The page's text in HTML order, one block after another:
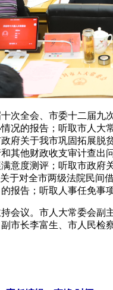
全会、市委十二届九
况的报告；听取市人大
府关于我市巩固拓展脱
其他财政收支审计查
意度测评；听取市政府
于对全市两级法院民间
报告；听取人事任免事项
议。市人大常委会副
市长李富生、市人民检